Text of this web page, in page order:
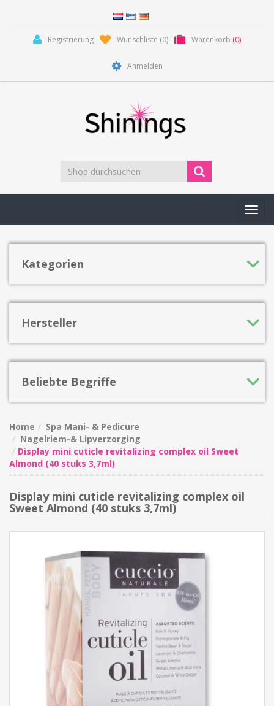
Registrierung Wunschliste (0) Warenkorb (0)
Anmelden
Kategorien
Hersteller
Beliebte Begriffe
Home
Spa Mani- & Pedicure
Nagelriem-& Lipverzorging
Display mini cuticle revitalizing complex oil Sweet
Almond (40 stuks 3,7ml)
Display mini cuticle revitalizing complex oil
Sweet Almond (40 stuks 3,7ml)